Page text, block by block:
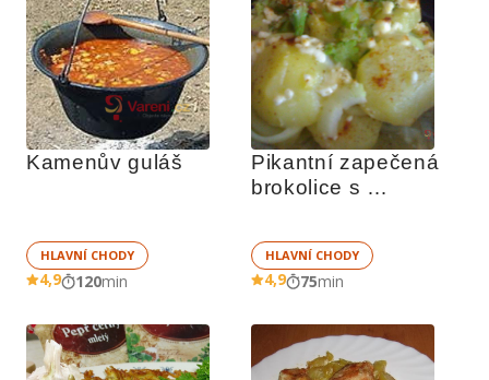
Kamenův guláš
HLAVNÍ CHODY
4,9 120min
Pikantní zapečená
brokolice s
HLAVNÍ CHODY
4,9 75min